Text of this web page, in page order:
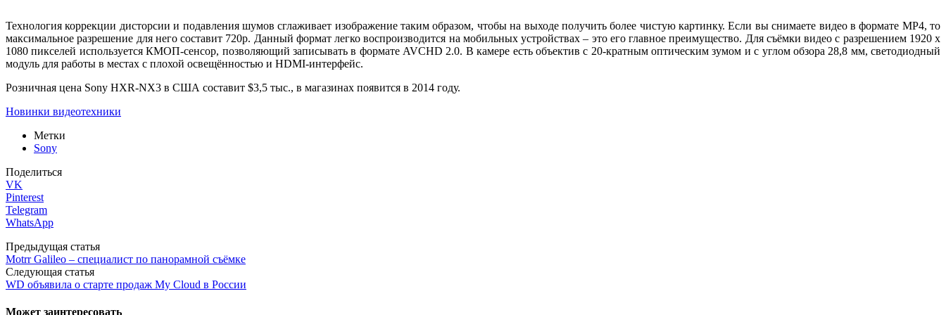
Технология коррекции дисторсии и подавления шумов сглаживает изображение таким образом, чтобы на выходе получить более чистую картинку. Если вы снимаете видео в формате MP4, то
максимальное разрешение для него составит 720p. Данный формат легко воспроизводится на мобильных устройствах – это его главное преимущество. Для съёмки видео с разрешением 1920 х
1080 пикселей используется КМОП-сенсор, позволяющий записывать в формате AVCHD 2.0. В камере есть объектив с 20-кратным оптическим зумом и с углом обзора 28,8 мм, светодиодный
модуль для работы в местах с плохой освещённостью и HDMI-интерфейс.
Розничная цена Sony HXR-NX3 в США составит $3,5 тыс., в магазинах появится в 2014 году.
Новинки видеотехники
Метки
Sony
Поделиться
VK
Pinterest
Telegram
WhatsApp
Предыдущая статья
Motrr Galileo – специалист по панорамной съёмке
Следующая статья
WD объявила о старте продаж My Cloud в России
Может заинтересовать